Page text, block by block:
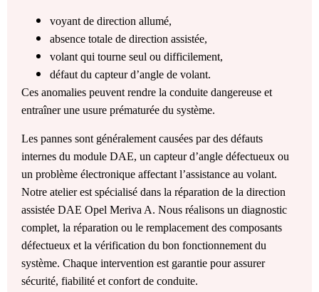
voyant de direction allumé,
absence totale de direction assistée,
volant qui tourne seul ou difficilement,
défaut du capteur d’angle de volant.
Ces anomalies peuvent rendre la conduite dangereuse et
entraîner une usure prématurée du système.
Les pannes sont généralement causées par des défauts
internes du module DAE, un capteur d’angle défectueux ou
un problème électronique affectant l’assistance au volant.
Notre atelier est spécialisé dans la réparation de la direction
assistée DAE Opel Meriva A. Nous réalisons un diagnostic
complet, la réparation ou le remplacement des composants
défectueux et la vérification du bon fonctionnement du
système. Chaque intervention est garantie pour assurer
sécurité, fiabilité et confort de conduite.